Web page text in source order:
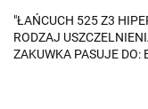
"ŁAŃCUCH 525 Z3
RODZAJ
ZAKUWKA PASUJE DO: